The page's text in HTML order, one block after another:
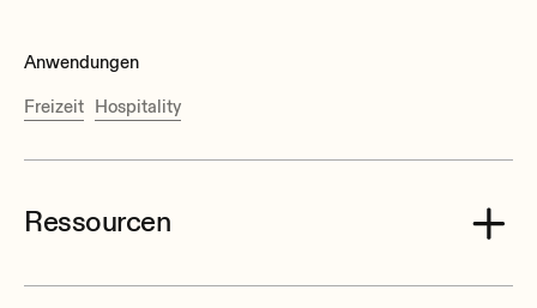
Anwendungen
Freizeit Hospitality
Ressourcen